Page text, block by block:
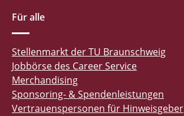
Für alle
Stellenmarkt der TU Braunschweig
Jobbörse des Career Service
Merchandising
Sponsoring- & Spendenleistungen
Vertrauenspersonen für Hinweisgeber